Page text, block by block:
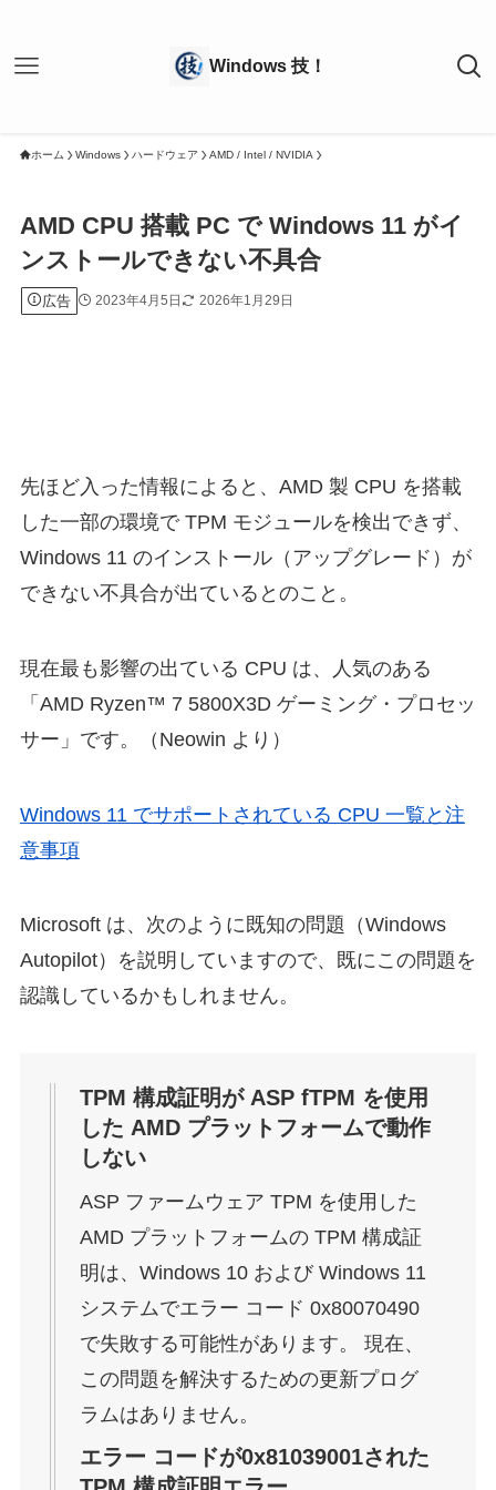
ホーム Windows ハードウェア AMD / Intel / NVIDIA
AMD CPU 搭載 PC で Windows 11 がイ
ンストールできない不具合
広告 2023年4月5日 2026年1月29日
先ほど入った情報によると、AMD 製 CPU を搭載
した一部の環境で TPM モジュールを検出できず、
Windows 11 のインストール（アップグレード）が
できない不具合が出ているとのこと。
現在最も影響の出ている CPU は、人気のある
「AMD Ryzen™ 7 5800X3D ゲーミング・プロセッ
サー」です。（Neowin より）
Windows 11 でサポートされている CPU 一覧と注
意事項
Microsoft は、次のように既知の問題（Windows
Autopilot）を説明していますので、既にこの問題を
認識しているかもしれません。
TPM 構成証明が ASP fTPM を使用
した AMD プラットフォームで動作
しない
ASP ファームウェア TPM を使用した
AMD プラットフォームの TPM 構成証
明は、Windows 10 および Windows 11
システムでエラー コード 0x80070490
で失敗する可能性があります。 現在、
この問題を解決するための更新プログ
ラムはありません。
エラー コードが0x81039001された